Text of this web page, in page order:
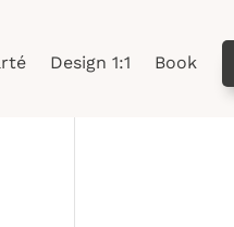
Design 1:1 Book